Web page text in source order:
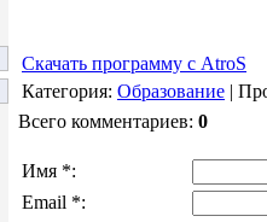
Скачать программу с AtroS
Категория: Образование |
Всего комментариев: 0
Имя *:
Email *: